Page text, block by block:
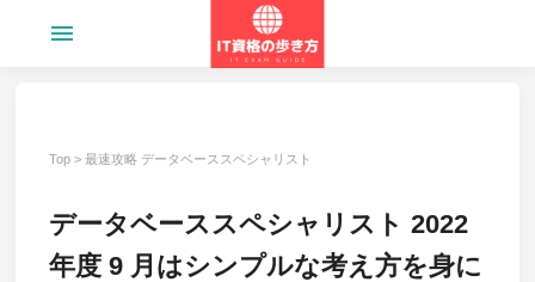
menu
Top> 最速攻略 データベーススペシャリスト
データベーススペシャリスト 2022
年度 9 月はシンプルな考え方を身に